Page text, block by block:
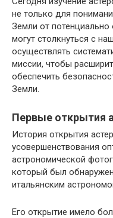
не только для
Земли от
могут столкнуться с
осуществлять
миссии, чтобы
обеспечить
Земли.
Первые открытия
История открытия
усовершенствования
астрономической
который был
итальянским
Его открытие имело